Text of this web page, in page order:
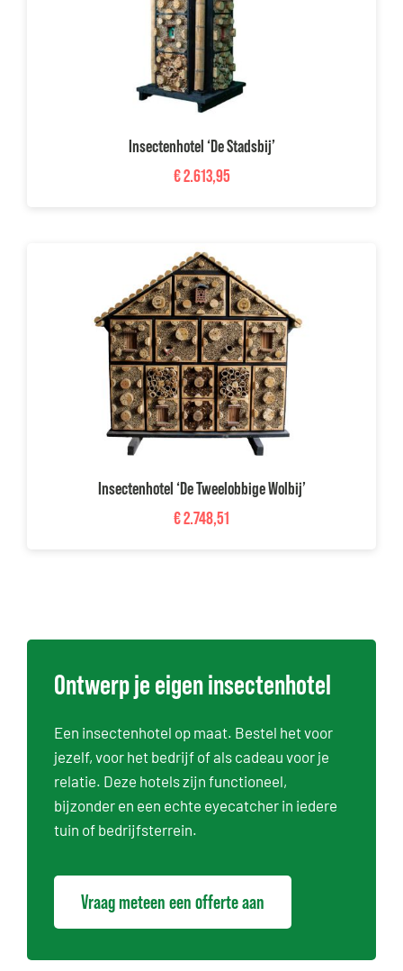
Insectenhotel ‘De Stadsbij’
€2.613,95
Insectenhotel ‘De Tweelobbige Wolbij’
€2.748,51
Ontwerp je eigen insectenhotel
Een insectenhotel op maat. Bestel het voor
jezelf, voor het bedrijf of als cadeau voor je
relatie. Deze hotels zijn functioneel,
bijzonder en een echte eyecatcher in iedere
tuin of bedrijfsterrein.
Vraag meteen een offerte aan